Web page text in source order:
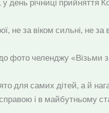
день річниці прийняття
не за віком сильні, не
фото челенджу «Візьми
для самих дітей, а й
і в майбутньому